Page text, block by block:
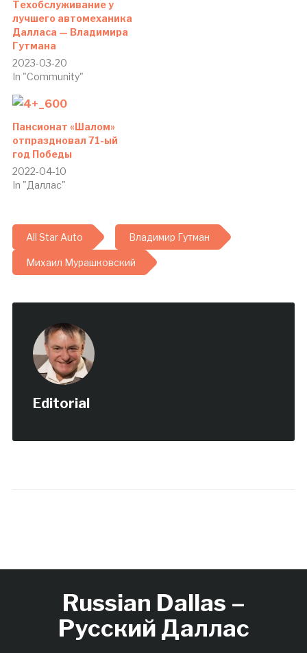
Техобслуживание у
лучшего автомеханика
Далласа — Владимира
Гутмана
2023-03-20
In "Community"
Пансионат «Шалом»
отпраздновал 71-ый
год Победы
2022-04-10
In "Даллас"
All Star Auto Владимир Гутман
Михаил Мурашковский
Editorial
Russian Dallas –
Русский Даллас